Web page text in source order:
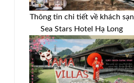
Thông tin chi tiết về khách sạn
Sea Stars Hotel Hạ Long